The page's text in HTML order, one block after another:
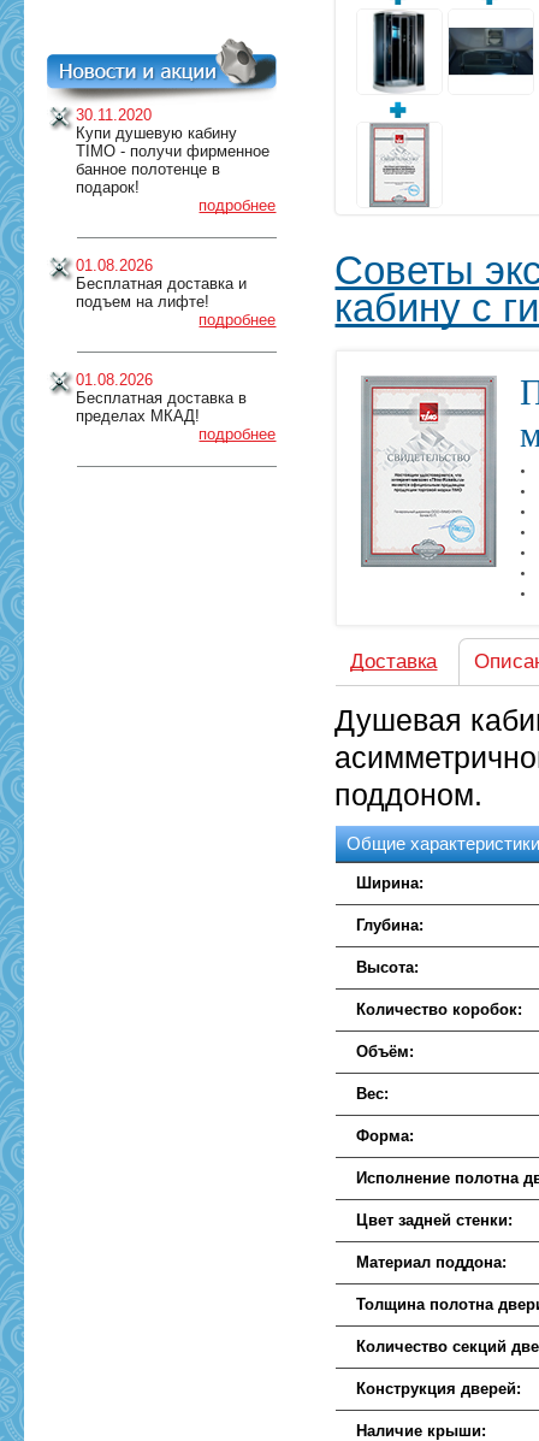
30.11.2020
Купи душевую кабину
TIMO - получи фирменное
банное полотенце в
подарок!
подробнее
01.08.2026
Бесплатная доставка и
подъем на лифте!
подробнее
01.08.2026
Бесплатная доставка в
пределах МКАД!
подробнее
Советы
кабину с
Доставка
Душевая
поддоном.
Общие
Ширина:
Глубина:
Высота:
Количество коробок:
Объём:
Вес:
Форма:
Исполнение полотна
Цвет задней стенки:
Материал поддона:
Толщина полотна
Количество секций
Конструкция дверей:
Наличие крыши: